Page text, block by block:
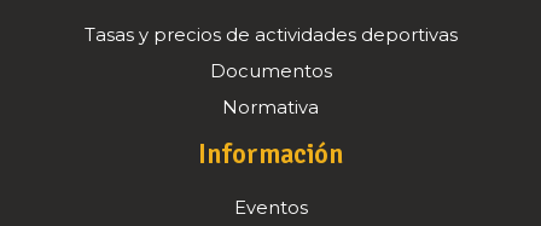
Tasas y precios de actividades deportivas
Documentos
Normativa
Información
Eventos